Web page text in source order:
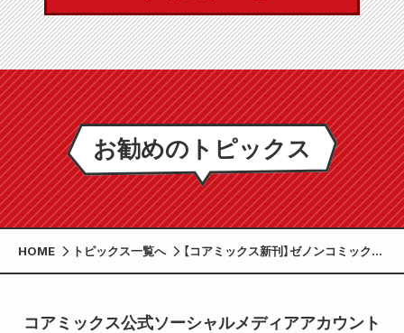
お勧めのトピックス
HOME トピックス一覧へ
【コアミックス新刊】ゼノンコミックス
コアミックス公式ソーシャルメディアアカウント